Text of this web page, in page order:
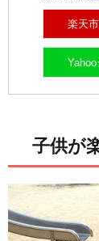
楽天
子供が